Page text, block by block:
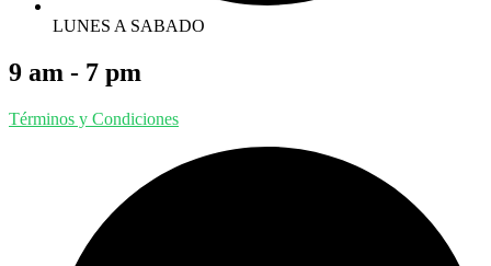
LUNES A SABADO
9 am - 7 pm
Términos y Condiciones